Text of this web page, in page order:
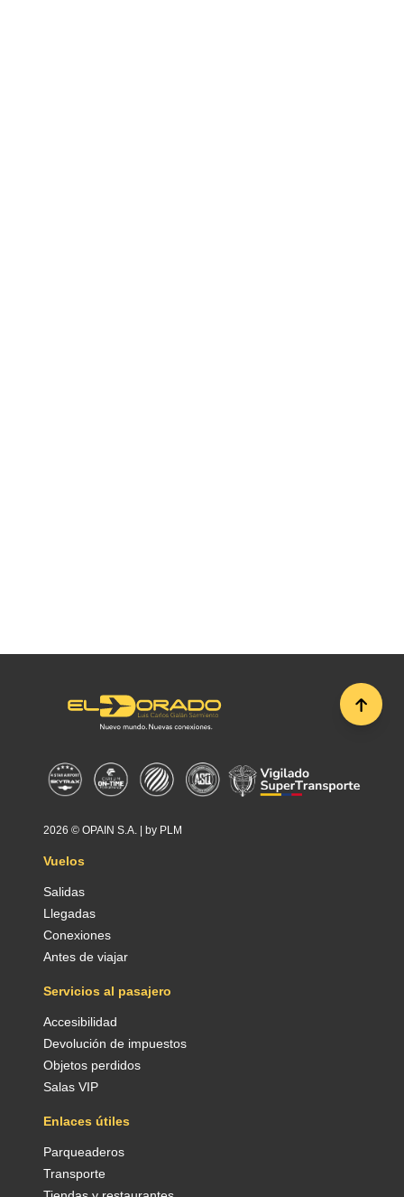
2026 © OPAIN S.A. | by PLM
Vuelos
Salidas
Llegadas
Conexiones
Antes de viajar
Servicios al pasajero
Accesibilidad
Devolución de impuestos
Objetos perdidos
Salas VIP
Enlaces útiles
Parqueaderos
Transporte